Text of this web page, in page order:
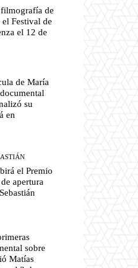
de
Festival de
el 12 de
de María
su
en
el Premio
apertura
sobre
Matías